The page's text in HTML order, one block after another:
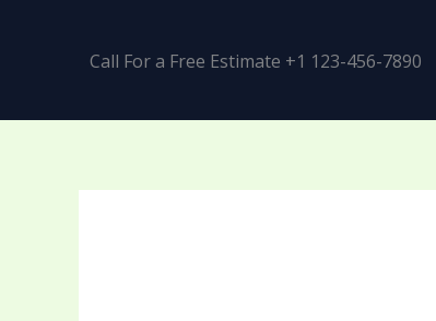
Call For a Free Estimate +1 123-456-7890